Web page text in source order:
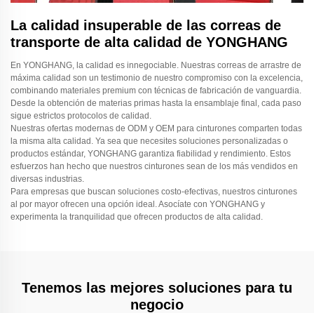
La calidad insuperable de las correas de
transporte de alta calidad de YONGHANG
En YONGHANG, la calidad es innegociable. Nuestras correas de arrastre de
máxima calidad son un testimonio de nuestro compromiso con la excelencia,
combinando materiales premium con técnicas de fabricación de vanguardia.
Desde la obtención de materias primas hasta la ensamblaje final, cada paso
sigue estrictos protocolos de calidad.
Nuestras ofertas modernas de ODM y OEM para cinturones comparten todas
la misma alta calidad. Ya sea que necesites soluciones personalizadas o
productos estándar, YONGHANG garantiza fiabilidad y rendimiento. Estos
esfuerzos han hecho que nuestros cinturones sean de los más vendidos en
diversas industrias.
Para empresas que buscan soluciones costo-efectivas, nuestros cinturones
al por mayor ofrecen una opción ideal. Asocíate con YONGHANG y
experimenta la tranquilidad que ofrecen productos de alta calidad.
Tenemos las mejores soluciones para tu
negocio